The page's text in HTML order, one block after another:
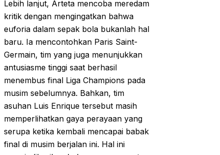
Lebih lanjut, Arteta mencoba meredam
kritik dengan mengingatkan bahwa
euforia dalam sepak bola bukanlah hal
baru. Ia mencontohkan Paris Saint-
Germain, tim yang juga menunjukkan
antusiasme tinggi saat berhasil
menembus final Liga Champions pada
musim sebelumnya. Bahkan, tim
asuhan Luis Enrique tersebut masih
memperlihatkan gaya perayaan yang
serupa ketika kembali mencapai babak
final di musim berjalan ini. Hal ini